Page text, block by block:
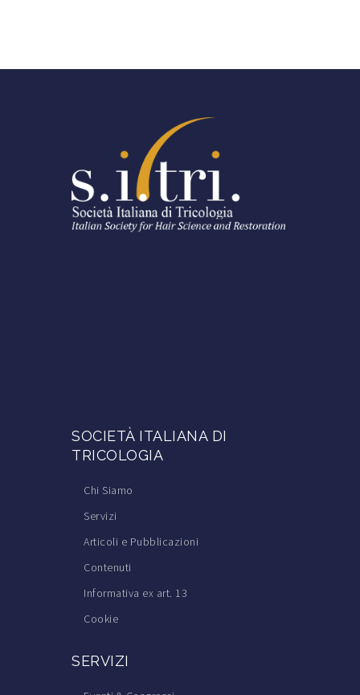
SOCIETÀ ITALIANA DI
TRICOLOGIA
Chi Siamo
Servizi
Articoli e Pubblicazioni
Contenuti
Informativa ex art. 13
Cookie
SERVIZI